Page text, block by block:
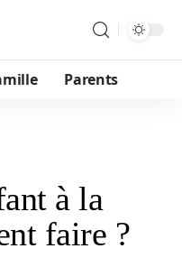
Parents
à la
faire ?